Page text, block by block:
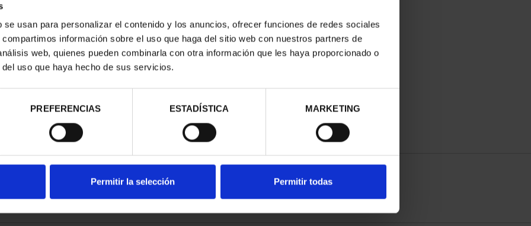
usan para personalizar el contenido y los anuncios, ofrecer funciones de redes sociales
información sobre el uso que haga del sitio web con nuestros partners de
web, quienes pueden combinarla con otra información que les haya proporcionado o
uso que haya hecho de sus servicios.
PREFERENCIAS ESTADÍSTICA MARKETING
Permitir la selección Permitir todas
- A
CAPITALES ESPAÑOLAS -
LUGO